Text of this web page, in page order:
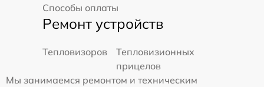
Способы оплаты
Ремонт устройств
Тепловизоров
Тепловизионных
прицелов
Мы занимаемся ремонтом и техническим